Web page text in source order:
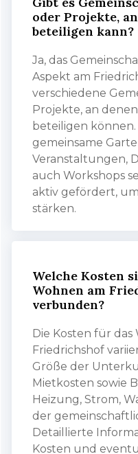
oder Projekte,
beteiligen kann?
Ja, das
Aspekt am
verschiedene
Projekte, an
beteiligen
gemeinsame
Veranstaltungen,
auch Workshops
aktiv gefördert,
stärken.
Welche Kosten
Wohnen am
verbunden?
Die Kosten für das
Friedrichshof
Größe der
Mietkosten sowie
Heizung, Strom,
der
Detaillierte
Kosten und